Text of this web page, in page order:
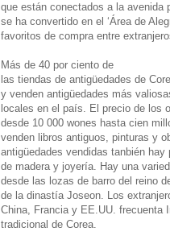
que están conectados a la avenida
se ha convertido en el ‘Área de
favoritos de compra entre
Más de 40 por ciento de
las tiendas de antigüedades de
y venden antigüedades más
locales en el país. El precio de los
desde 10 000 wones hasta cien
venden libros antiguos, pinturas y
antigüedades vendidas tanbién
de madera y joyería. Hay una
desde las lozas de barro del reino
de la dinastía Joseon. Los
China, Francia y EE.UU. frecuenta
tradicional de Corea.